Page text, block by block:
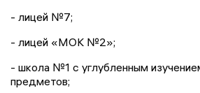
- лицей №7;
- лицей «МОК №2»;
- школа №1 с углубленным
предметов;